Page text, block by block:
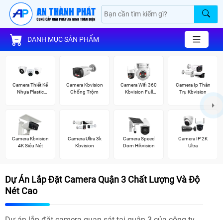
DANH MỤC SẢN PHẨM
Camera Thiết Kế
Nhựa Plastic
Camera Kbvision
Chống Trộm
Camera Wifi 360
Kbvision Full
Camera Ip Thân
Trụ Kbvision
Camera Kbvision
4K Siêu Nét
Camera Ultra 3k
Kbvision
Camera Speed
Dom Hikvision
Camera IP 2K
Ultra
Dự Án Lắp Đặt Camera Quận 3 Chất Lượng Và Độ
Nét Cao